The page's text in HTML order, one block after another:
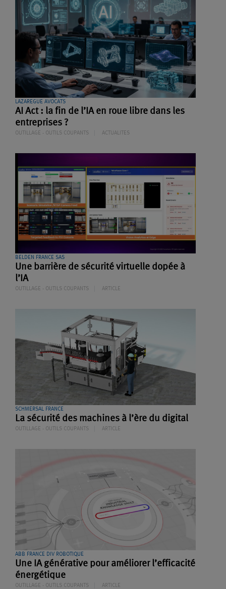
LAZAREGUE AVOCATS
AI Act : la fin de l’IA en roue libre dans les
entreprises ?
OUTILLAGE - OUTILS COUPANTS ACTUALITES
BELDEN FRANCE SAS
Une barrière de sécurité virtuelle dopée à
l’IA
OUTILLAGE - OUTILS COUPANTS ARTICLE
SCHMERSAL FRANCE
La sécurité des machines à l’ère du digital
OUTILLAGE - OUTILS COUPANTS ARTICLE
ABB FRANCE DIV ROBOTIQUE
Une IA générative pour améliorer l’efficacité
énergétique
OUTILLAGE - OUTILS COUPANTS ARTICLE